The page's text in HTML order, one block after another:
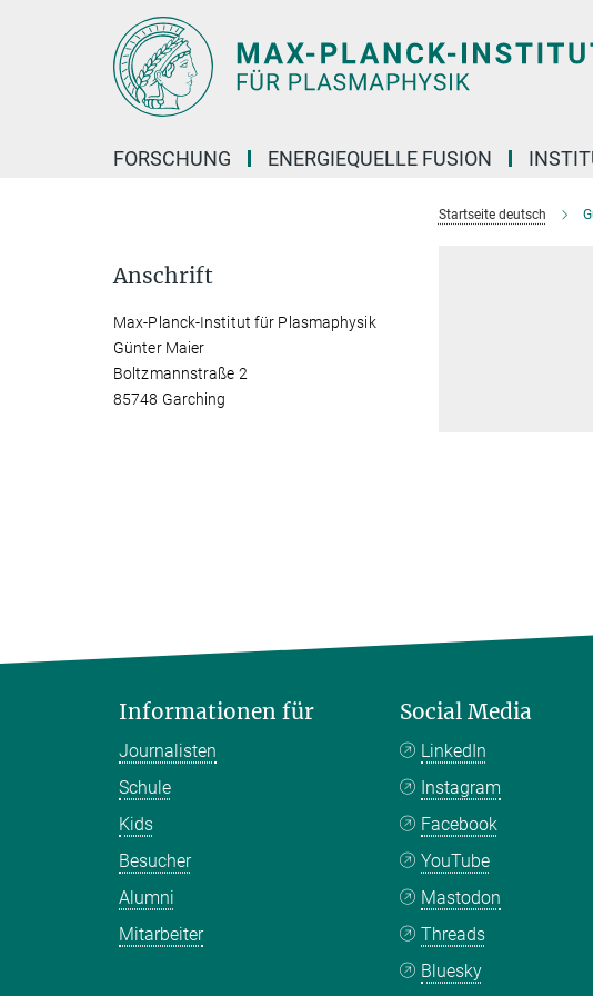
FORSCHUNG ENERGIEQUELLE FUSION
Startseite deutsch
Anschrift
Max-Planck-Institut für Plasmaphysik
Günter Maier
Boltzmannstraße 2
85748 Garching
Informationen für
Journalisten
Schule
Kids
Besucher
Alumni
Mitarbeiter
Social Media
LinkedIn
Instagram
Facebook
YouTube
Mastodon
Threads
Bluesky